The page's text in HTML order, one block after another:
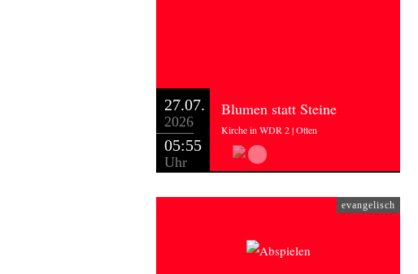
27.07.
2026
05:55
Uhr
Blumen statt Steine
Kirche in WDR 2 | Otten
evangelisch